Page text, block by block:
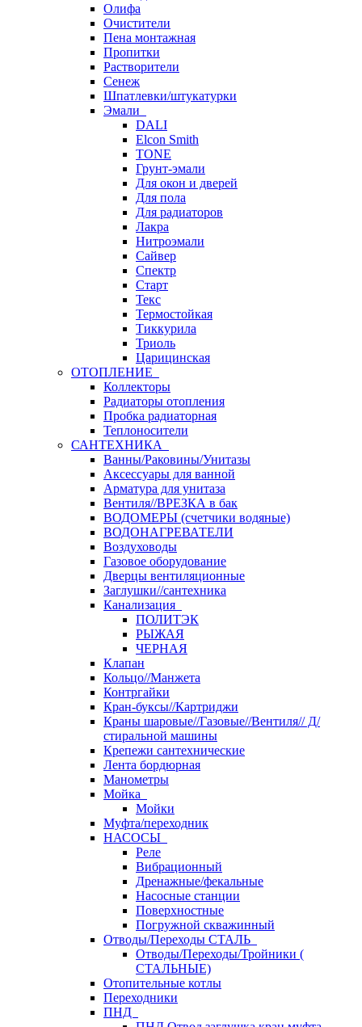
Олифа
Очистители
Пена монтажная
Пропитки
Растворители
Сенеж
Шпатлевки/штукатурки
Эмали
DALI
Elcon Smith
TONE
Грунт-эмали
Для окон и дверей
Для пола
Для радиаторов
Лакра
Нитроэмали
Сайвер
Спектр
Старт
Текс
Термостойкая
Тиккурила
Триоль
Царицинская
ОТОПЛЕНИЕ
Коллекторы
Радиаторы отопления
Пробка радиаторная
Теплоносители
САНТЕХНИКА
Ванны/Раковины/Унитазы
Аксессуары для ванной
Арматура для унитаза
Вентиля//ВРЕЗКА в бак
ВОДОМЕРЫ (счетчики водяные)
ВОДОНАГРЕВАТЕЛИ
Воздуховоды
Газовое оборудование
Дверцы вентиляционные
Заглушки//сантехника
Канализация
ПОЛИТЭК
РЫЖАЯ
ЧЕРНАЯ
Клапан
Кольцо//Манжета
Контргайки
Кран-буксы//Картриджи
Краны шаровые//Газовые//Вентиля// Д/
стиральной машины
Крепежи сантехнические
Лента бордюрная
Манометры
Мойка
Мойки
Муфта/переходник
НАСОСЫ
Реле
Вибрационный
Дренажные/фекальные
Насосные станции
Поверхностные
Погружной скважинный
Отводы/Переходы СТАЛЬ
Отводы/Переходы/Тройники (
СТАЛЬНЫЕ)
Отопительные котлы
Переходники
ПНД